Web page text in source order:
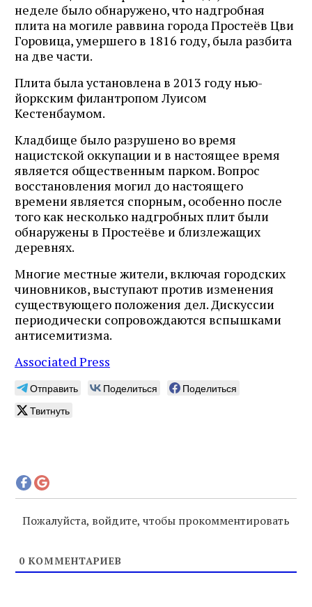
неделе было обнаружено, что надгробная
плита на могиле раввина города Простеёв Цви
Горовица, умершего в 1816 году, была разбита
на две части.
Плита была установлена в 2013 году нью-
йоркским филантропом Луисом
Кестенбаумом.
Кладбище было разрушено во время
нацистской оккупации и в настоящее время
является общественным парком. Вопрос
восстановления могил до настоящего
времени является спорным, особенно после
того как несколько надгробных плит были
обнаружены в Простеёве и близлежащих
деревнях.
Многие местные жители, включая городских
чиновников, выступают против изменения
существующего положения дел. Дискуссии
периодически сопровождаются вспышками
антисемитизма.
Associated Press
Отправить Поделиться
Поделиться
Твитнуть
Пожалуйста, войдите, чтобы прокомментировать
0 КОММЕНТАРИЕВ